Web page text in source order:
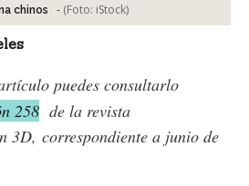
chinos - (Foto: iStock)
puedes consultarlo
258 de la revista
3D, correspondiente a junio de